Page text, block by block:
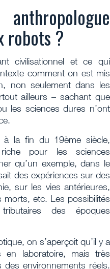
robots ?
civilisationnel et ce qui
comment on est mis
non seulement dans les
ailleurs – sachant que
les sciences dures n’ont
la fin du 19ème siècle,
pour les sciences
qu’un exemple, dans le
des expériences sur des
sur les vies antérieures,
morts, etc. Les possibilités
des époques
on s’aperçoit qu’il y a
en laboratoire, mais très
environnements réels.